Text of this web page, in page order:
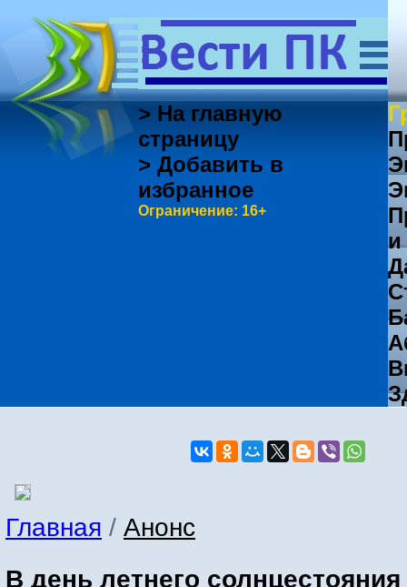
> На главную
страницу
> Добавить в
избранное
Ограничение: 16+
Главная / Анонс
В день летнего солнцестояния